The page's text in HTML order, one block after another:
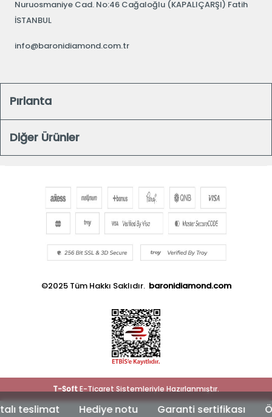
teslimat Hediye notu Garanti sertifikası Özel
Nuruosmaniye Cad. No:46 Cağaloğlu (KAPALIÇARŞI) Fatih
İSTANBUL
info@baronidiamond.com.tr
Pırlanta
Diğer Ürünler
©2025 Tüm Hakkı Saklıdır. baronidiamond.com
T-SoftE-Ticaret Sistemleriyle Hazırlanmıştır.